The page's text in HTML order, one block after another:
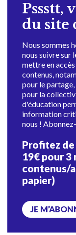
Pssstt,
du site
Nous sommes
nous suivre sur
mettre en
contenus,
pour le
pour la
d'éducation
information
nous !
Profitez
19€ pour 3
contenus/
papier)
JE